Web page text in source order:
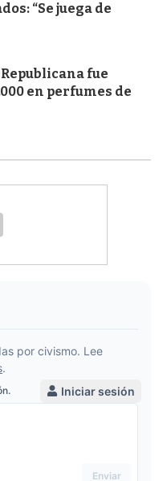
“Se juega de
fue
en perfumes de